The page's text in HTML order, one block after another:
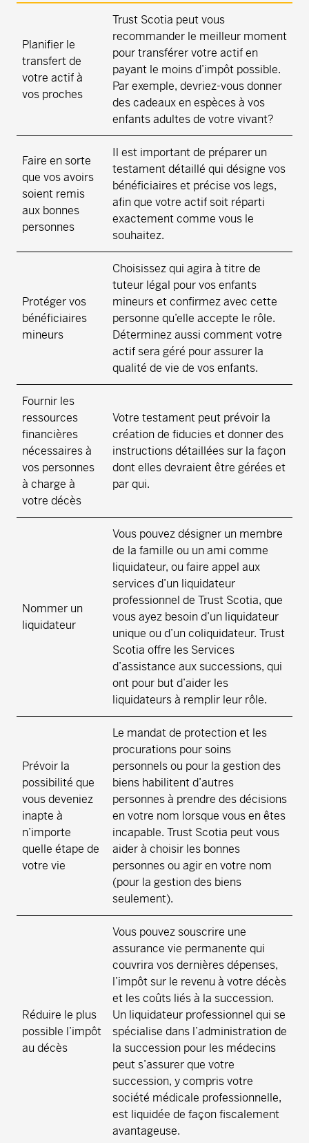
Planifier le
transfert de
votre actif à
vos proches
Trust Scotia peut vous
recommander le meilleur moment
pour transférer votre actif en
payant le moins d’impôt possible.
Par exemple, devriez-vous donner
des cadeaux en espèces à vos
enfants adultes de votre vivant?
Faire en sorte
que vos avoirs
soient remis
aux bonnes
personnes
Il est important de préparer un
testament détaillé qui désigne vos
bénéficiaires et précise vos legs,
afin que votre actif soit réparti
exactement comme vous le
souhaitez.
Protéger vos
bénéficiaires
mineurs
Choisissez qui agira à titre de
tuteur légal pour vos enfants
mineurs et confirmez avec cette
personne qu’elle accepte le rôle.
Déterminez aussi comment votre
actif sera géré pour assurer la
qualité de vie de vos enfants.
Fournir les
ressources
financières
nécessaires à
vos personnes
à charge à
votre décès
Votre testament peut prévoir la
création de fiducies et donner des
instructions détaillées sur la façon
dont elles devraient être gérées et
par qui.
Nommer un
liquidateur
Vous pouvez désigner un membre
de la famille ou un ami comme
liquidateur, ou faire appel aux
services d’un liquidateur
professionnel de Trust Scotia, que
vous ayez besoin d’un liquidateur
unique ou d’un coliquidateur. Trust
Scotia offre les Services
d’assistance aux successions, qui
ont pour but d’aider les
liquidateurs à remplir leur rôle.
Prévoir la
possibilité que
vous deveniez
inapte à
n’importe
quelle étape de
votre vie
Le mandat de protection et les
procurations pour soins
personnels ou pour la gestion des
biens habilitent d’autres
personnes à prendre des décisions
en votre nom lorsque vous en êtes
incapable. Trust Scotia peut vous
aider à choisir les bonnes
personnes ou agir en votre nom
(pour la gestion des biens
seulement).
Réduire le plus
possible l’impôt
au décès
Vous pouvez souscrire une
assurance vie permanente qui
couvrira vos dernières dépenses,
l’impôt sur le revenu à votre décès
et les coûts liés à la succession.
Un liquidateur professionnel qui se
spécialise dans l’administration de
la succession pour les médecins
peut s’assurer que votre
succession, y compris votre
société médicale professionnelle,
est liquidée de façon fiscalement
avantageuse.